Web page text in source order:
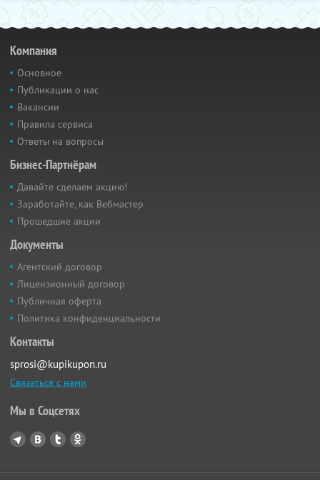
Компания
Основное
Публикации о нас
Вакансии
Правила сервиса
Ответы на вопросы
Бизнес-Партнёрам
Давайте сделаем акцию!
Заработайте, как Вебмастер
Прошедшие акции
Документы
Агентский договор
Лицензионный договор
Публичная оферта
Политика конфиденциальности
Контакты
sprosi@kupikupon.ru
Связаться с нами
Мы в Соцсетях